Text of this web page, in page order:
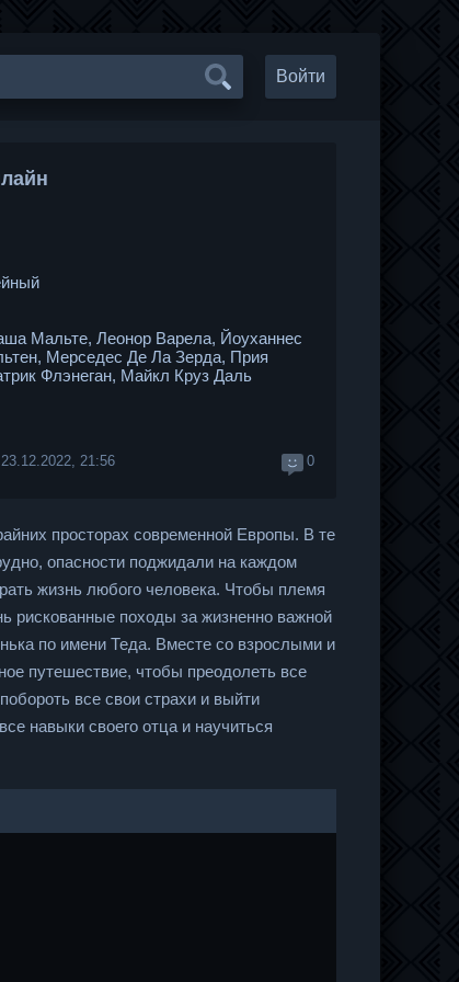
Войти
Мальте, Леонор Варела, Йоуханнес
Мерседес Де Ла Зерда, Прия
Флэнеган, Майкл Круз Даль
23.12.2022, 21:56 0
просторах современной Европы. В те
опасности поджидали на каждом
жизнь любого человека. Чтобы племя
рискованные походы за жизненно важной
по имени Теда. Вместе со взрослыми и
путешествие, чтобы преодолеть все
все свои страхи и выйти
навыки своего отца и научиться